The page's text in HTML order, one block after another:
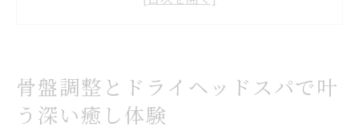
専門店ならではのディープリラックス体験
骨盤調整で心身のバランスを整える秘訣
骨盤調整とドライヘッドスパで叶
う深い癒し体験